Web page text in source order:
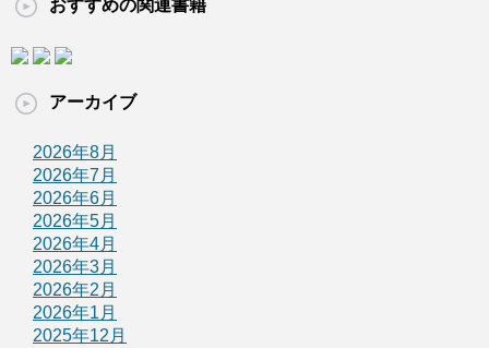
おすすめの関連書籍
アーカイブ
2026年8月
2026年7月
2026年6月
2026年5月
2026年4月
2026年3月
2026年2月
2026年1月
2025年12月